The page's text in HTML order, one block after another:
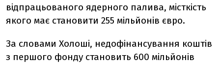
відпрацьованого ядерного палива, місткість
якого має становити 255 мільйонів євро.
За словами Холоші, недофінансування коштів
з першого фонду становить 600 мільйонів